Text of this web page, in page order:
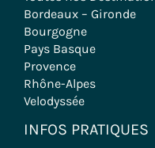
Bordeaux – Gironde
Bourgogne
Pays Basque
Provence
Rhône-Alpes
Velodyssée
INFOS PRATIQUES